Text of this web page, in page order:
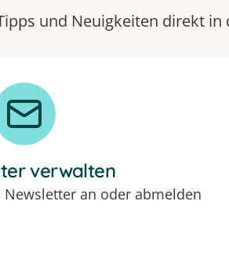
und Neuigkeiten direkt in
verwalten
an oder abmelden